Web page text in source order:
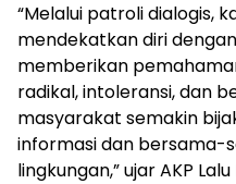
“Melalui patroli dialogis,
mendekatkan diri
memberikan
radikal, intoleransi, dan
masyarakat semakin
informasi dan bersama-
lingkungan,” ujar AKP